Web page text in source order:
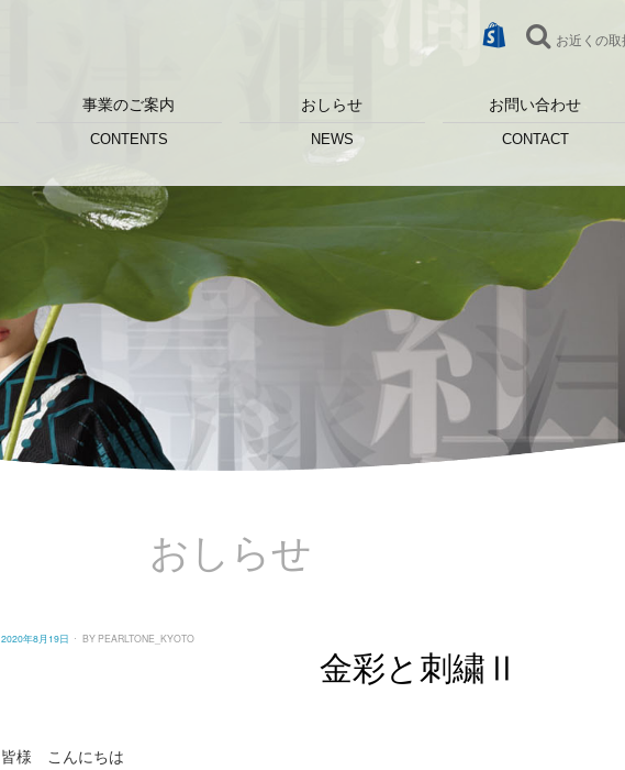
お近くの
事業のご案内
CONTENTS
おしらせ
NEWS
お問い合わせ
CONTACT
おしらせ
POSTED
2020年8月19日 BY PEARLTONE_KYOTO
金彩と刺繍Ⅱ
皆様 こんにちは